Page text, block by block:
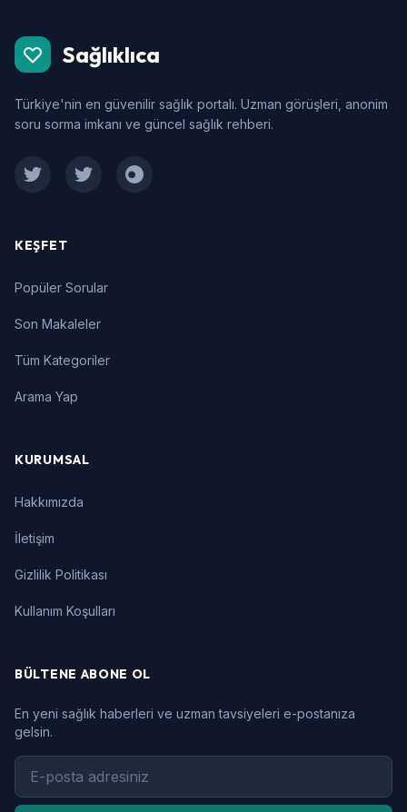
Sağlıklıca
Türkiye'nin en güvenilir sağlık portalı. Uzman görüşleri, anonim
soru sorma imkanı ve güncel sağlık rehberi.
FacebookTwitter Instagram
KEŞFET
Popüler Sorular
Son Makaleler
Tüm Kategoriler
Arama Yap
KURUMSAL
Hakkımızda
İletişim
Gizlilik Politikası
Kullanım Koşulları
BÜLTENE ABONE OL
En yeni sağlık haberleri ve uzman tavsiyeleri e-postanıza
gelsin.